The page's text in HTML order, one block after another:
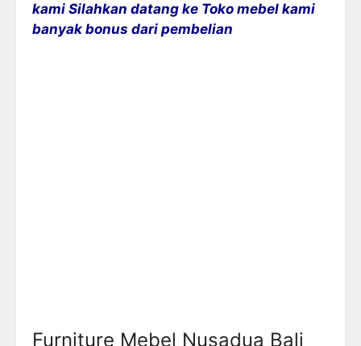
kami Silahkan datang ke Toko mebel kami
banyak bonus dari pembelian
Furniture Mebel Nusadua Bali